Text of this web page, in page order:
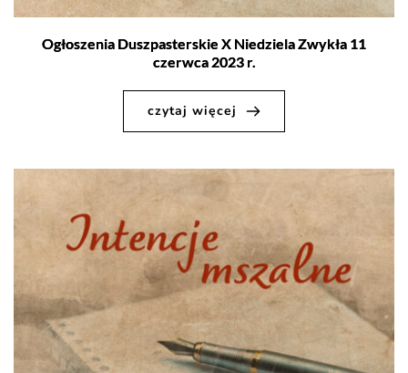
Ogłoszenia Duszpasterskie X Niedziela Zwykła 11
czerwca 2023 r.
czytaj więcej